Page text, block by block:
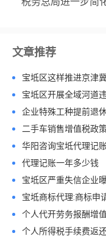
文章推荐
宝坻区这样推进京津
宝坻区开展全域河道
企业特殊工种提前退
二手车销售增值税政
华阳咨询宝坻代理记
代理记账一年多少钱
宝坻区严重失信企业
宝坻商标代理:商标申
个人代开劳务报酬增
个人所得税手续费返